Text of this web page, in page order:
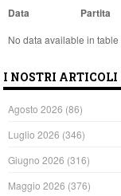
Data Partita
No data available in table
I NOSTRI ARTICOLI
Agosto 2026 (86)
Luglio 2026 (346)
Giugno 2026 (316)
Maggio 2026 (376)